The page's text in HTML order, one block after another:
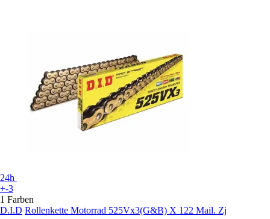
24h
+-3
1 Farben
D.I.D Rollenkette Motorrad 525Vx3(G&B) X 122 Mail. Zj